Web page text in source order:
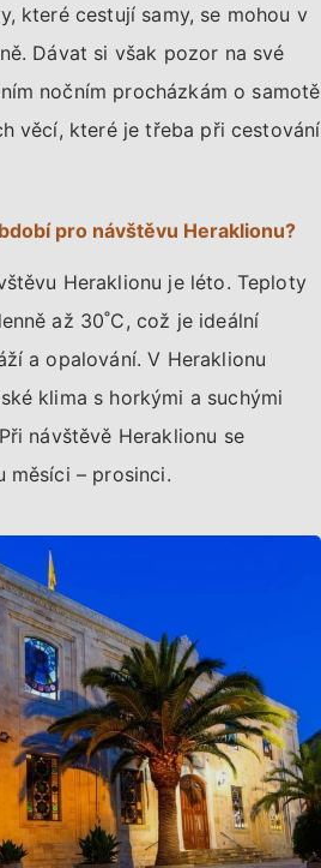
které cestují samy, se mohou v
Dávat si však pozor na své
nočním procházkám o samotě
věcí, které je třeba při cestování
pro návštěvu Heraklionu?
Heraklionu je léto. Teploty
až 30˚C, což je ideální
a opalování. V Heraklionu
klima s horkými a suchými
návštěvě Heraklionu se
měsíci – prosinci.